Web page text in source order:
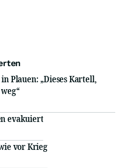
Plauen: „Dieses Kartell,
evakuiert
vor Krieg